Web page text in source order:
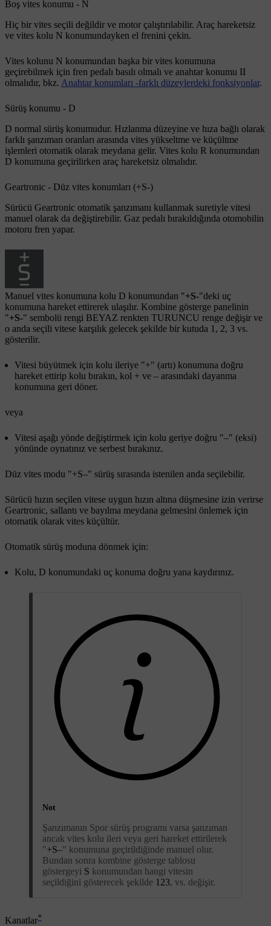
Boş vites konumu - N
Hiç bir vites seçili değildir ve motor çalıştırılabilir. Araç hareketsiz
ve vites kolu N konumundayken el frenini çekin.
Vites kolunu N konumundan başka bir vites konumuna
geçirebilmek için fren pedalı basılı olmalı ve anahtar konumu II
olmalıdır, bkz. Anahtar konumları -farklı düzeylerdeki fonksiyonlar.
Sürüş konumu - D
D normal sürüş konumudur. Hızlanma düzeyine ve hıza bağlı olarak
farklı şanzıman oranları arasında vites yükseltme ve küçültme
işlemleri otomatik olarak meydana gelir. Vites kolu R konumundan
D konumuna geçirilirken araç hareketsiz olmalıdır.
Geartronic - Düz vites konumları (+S-)
Sürücü Geartronic otomatik şanzımanı kullanmak suretiyle vitesi
manuel olarak da değiştirebilir. Gaz pedalı bırakıldığında otomobilin
motoru fren yapar.
Manuel vites konumuna kolu D konumundan "+S-"deki uç
konumuna hareket ettirerek ulaşılır. Kombine gösterge panelinin
"+S-" sembolü rengi BEYAZ renkten TURUNCU renge değişir ve
o anda seçili vitese karşılık gelecek şekilde bir kutuda 1 , 2, 3 vs.
gösterilir.
Vitesi büyütmek için kolu ileriye "+" (artı) konumuna doğru
hareket ettirip kolu bırakın, kol + ve – arasındaki dayanma
konumuna geri döner.
veya
Vitesi aşağı yönde değiştirmek için kolu geriye doğru "–" (eksi)
yönünde oynatınız ve serbest bırakınız.
Düz vites modu "+S–" sürüş sırasında istenilen anda seçilebilir.
Sürücü hızın seçilen vitese uygun hızın altına düşmesine izin verirse
Geartronic, sallantı ve bayılma meydana gelmesini önlemek için
otomatik olarak vites küçültür.
Otomatik sürüş moduna dönmek için:
Kolu, D konumundaki uç konuma doğru yana kaydırınız.
Not
Şanzımanın Spor sürüş programı varsa şanzıman
ancak vites kolu ileri veya geri hareket ettirilerek
"+S–" konumuna geçirildiğinde manuel olur.
Bundan sonra kombine gösterge tablosu
göstergeyi S konumundan hangi vitesin
seçildiğini gösterecek şekilde 123, vs. değişir.
Kanatlar*